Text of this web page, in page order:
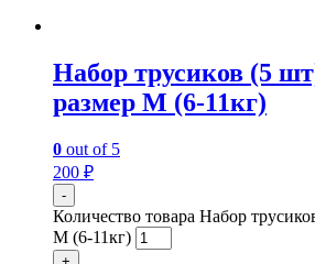
Набор трусиков (5
размер М (6-11кг)
0 out of 5
200 ₽
-
Количество товара Набор
М (6-11кг)